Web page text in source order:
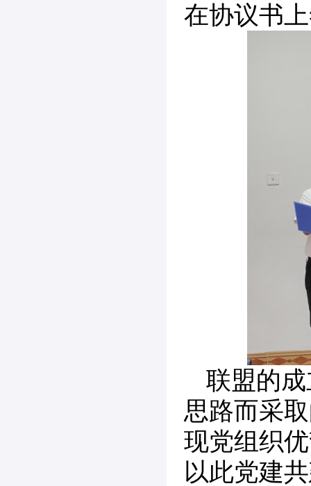
在协议书
联盟的
思路而采
现党组织
以此党建